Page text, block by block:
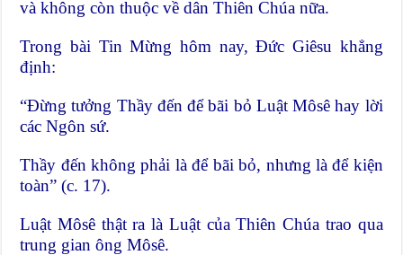
và không còn thuộc về dân Thiên Chúa nữa.
Trong bài Tin Mừng hôm nay, Đức Giêsu khẳng
định:
“Đừng tưởng Thầy đến để bãi bỏ Luật Môsê hay lời
các Ngôn sứ.
Thầy đến không phải là để bãi bỏ, nhưng là để kiện
toàn” (c. 17).
Luật Môsê thật ra là Luật của Thiên Chúa trao qua
trung gian ông Môsê.